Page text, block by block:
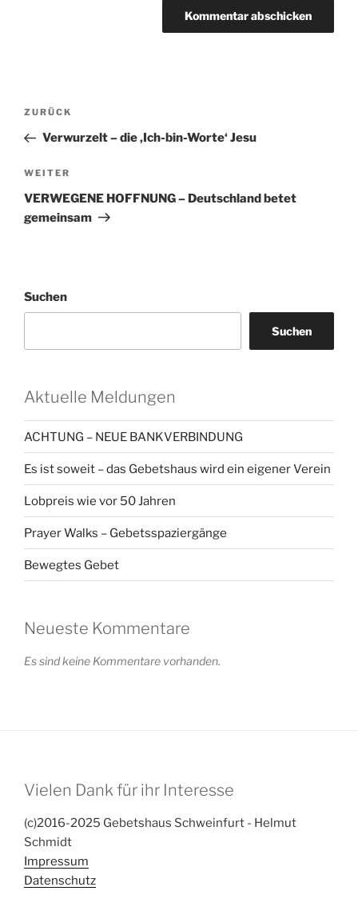
Beitragsnavigation
Vorheriger
Beitrag
ZURÜCK
Verwurzelt – die ‚Ich-bin-Worte‘ Jesu
Nächster
Beitrag
WEITER
VERWEGENE HOFFNUNG – Deutschland betet
gemeinsam
Suchen
Suchen
Aktuelle Meldungen
ACHTUNG – NEUE BANKVERBINDUNG
Es ist soweit – das Gebetshaus wird ein eigener Verein
Lobpreis wie vor 50 Jahren
Prayer Walks – Gebetsspaziergänge
Bewegtes Gebet
Neueste Kommentare
Es sind keine Kommentare vorhanden.
Vielen Dank für ihr Interesse
(c)2016-2025 Gebetshaus Schweinfurt - Helmut
Schmidt
Impressum
Datenschutz